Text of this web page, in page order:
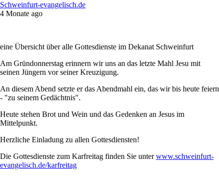
Schweinfurt-evangelisch.de
4 Monate ago
eine Übersicht über alle Gottesdienste im Dekanat Schweinfurt
Am Gründonnerstag erinnern wir uns an das letzte Mahl Jesu mit
seinen Jüngern vor seiner Kreuzigung.
An diesem Abend setzte er das Abendmahl ein, das wir bis heute feiern
- "zu seinem Gedächtnis".
Heute stehen Brot und Wein und das Gedenken an Jesus im
Mittelpunkt.
Herzliche Einladung zu allen Gottesdiensten!
Die Gottesdienste zum Karfreitag finden Sie unterwww.schweinfurt-
evangelisch.de/karfreitag